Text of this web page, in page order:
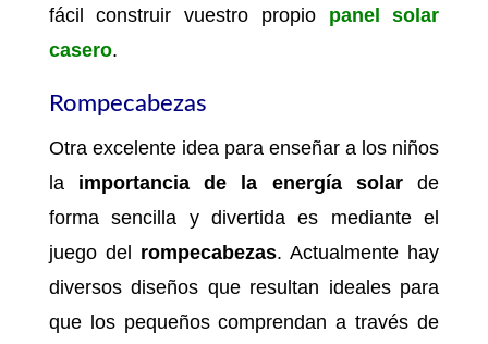
fácil construir vuestro propio panel solar
casero.
Rompecabezas
Otra excelente idea para enseñar a los niños
la importancia de la energía solarde
forma sencilla y divertida es mediante el
juego del rompecabezas. Actualmente hay
diversos diseños que resultan ideales para
que los pequeños comprendan a través de